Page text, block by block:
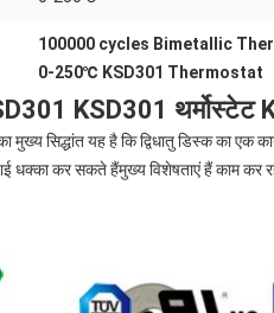
100000 cycles Bimetallic
0-250℃ KSD301 Thermostat
KSD301 थर्मोस्टेट
मुख्य सिद्धांत यह है कि द्विधातु डिस्क का एक
धक्का कर सकते हैंमुख्य विशेषताएं हैं काम कर